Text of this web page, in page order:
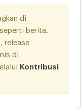
di
berita,
release
di
Kontribusi